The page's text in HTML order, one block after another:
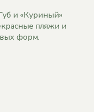
и «Куриный»
пляжи и
форм.